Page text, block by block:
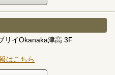
リイOkanaka津高 3F
はこちら